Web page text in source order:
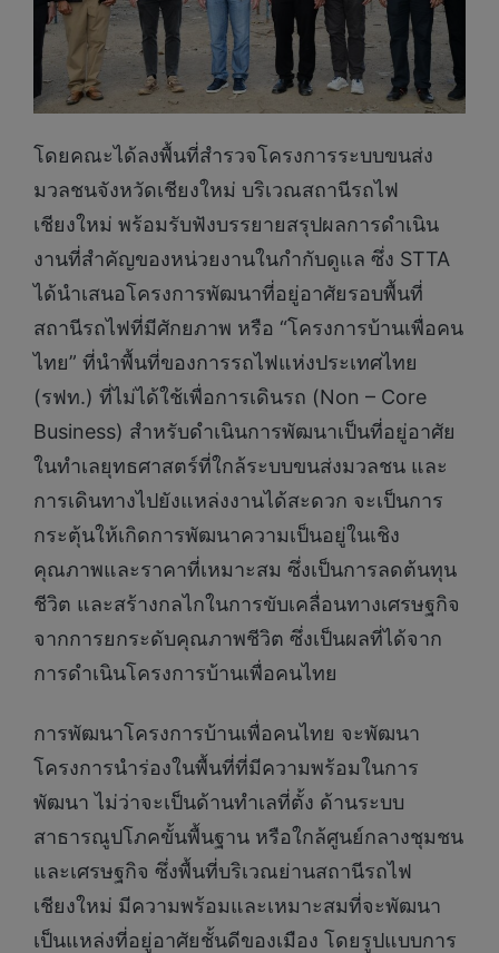
โดยคณะได้ลงพื้นที่สำรวจโครงการระบบขนส่ง
มวลชนจังหวัดเชียงใหม่ บริเวณสถานีรถไฟ
เชียงใหม่ พร้อมรับฟังบรรยายสรุปผลการดำเนิน
งานที่สำคัญของหน่วยงานในกำกับดูแล ซึ่ง STTA
ได้นำเสนอโครงการพัฒนาที่อยู่อาศัยรอบพื้นที่
สถานีรถไฟที่มีศักยภาพ หรือ “โครงการบ้านเพื่อคน
ไทย” ที่นำพื้นที่ของการรถไฟแห่งประเทศไทย
(รฟท.) ที่ไม่ได้ใช้เพื่อการเดินรถ (Non – Core
Business) สำหรับดำเนินการพัฒนาเป็นที่อยู่อาศัย
ในทำเลยุทธศาสตร์ที่ใกล้ระบบขนส่งมวลชน และ
การเดินทางไปยังแหล่งงานได้สะดวก จะเป็นการ
กระตุ้นให้เกิดการพัฒนาความเป็นอยู่ในเชิง
คุณภาพและราคาที่เหมาะสม ซึ่งเป็นการลดต้นทุน
ชีวิต และสร้างกลไกในการขับเคลื่อนทางเศรษฐกิจ
จากการยกระดับคุณภาพชีวิต ซึ่งเป็นผลที่ได้จาก
การดำเนินโครงการบ้านเพื่อคนไทย
การพัฒนาโครงการบ้านเพื่อคนไทย จะพัฒนา
โครงการนำร่องในพื้นที่ที่มีความพร้อมในการ
พัฒนา ไม่ว่าจะเป็นด้านทำเลที่ตั้ง ด้านระบบ
สาธารณูปโภคขั้นพื้นฐาน หรือใกล้ศูนย์กลางชุมชน
และเศรษฐกิจ ซึ่งพื้นที่บริเวณย่านสถานีรถไฟ
เชียงใหม่ มีความพร้อมและเหมาะสมที่จะพัฒนา
เป็นแหล่งที่อยู่อาศัยชั้นดีของเมือง โดยรูปแบบการ